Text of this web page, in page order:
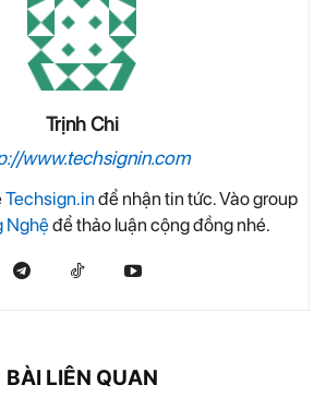
Trịnh Chi
www.techsignin.com
Techsign.in để nhận tin tức. Vào group
Nghệđể thảo luận cộng đồng nhé.
BÀI LIÊN QUAN